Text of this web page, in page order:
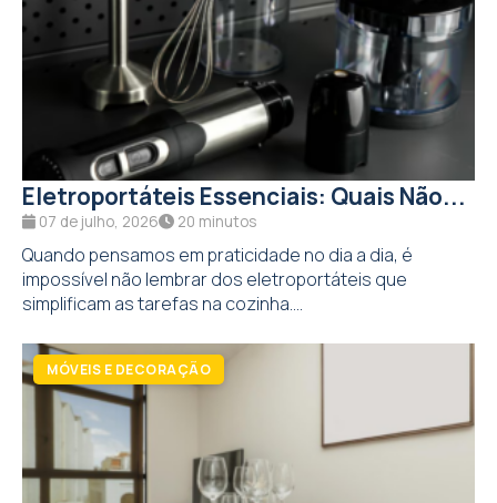
Eletroportáteis Essenciais: Quais Não...
07 de julho, 2026 20 minutos
Quando pensamos em praticidade no dia a dia, é
impossível não lembrar dos eletroportáteis que
simplificam as tarefas na cozinha....
MÓVEIS E DECORAÇÃO